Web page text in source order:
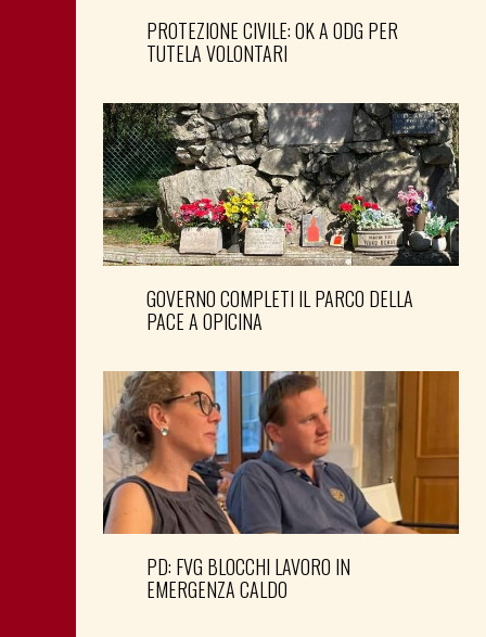
PROTEZIONE CIVILE: OK A ODG PER
TUTELA VOLONTARI
GOVERNO COMPLETI IL PARCO DELLA
PACE A OPICINA
PD: FVG BLOCCHI LAVORO IN
EMERGENZA CALDO